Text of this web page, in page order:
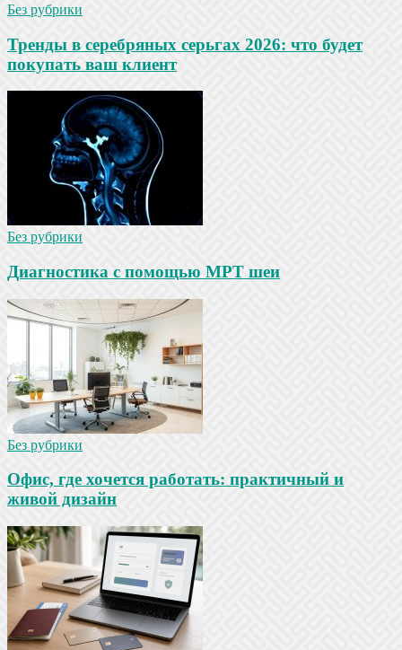
Без рубрики
Тренды в серебряных серьгах 2026: что будет
покупать ваш клиент
Без рубрики
Диагностика с помощью МРТ шеи
Без рубрики
Офис, где хочется работать: практичный и
живой дизайн